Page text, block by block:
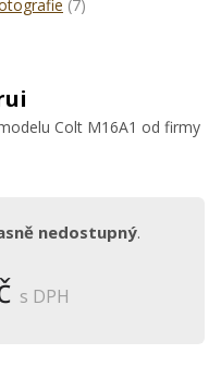
(7)
Colt M16A1 od firmy
nedostupný.
s DPH